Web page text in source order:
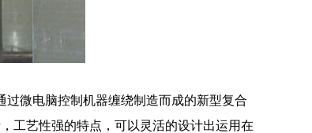
微电脑控制机器缠绕制造而成的新型复合
工艺性强的特点，可以灵活的设计出运用在